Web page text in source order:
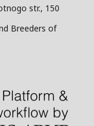
str., 150
Breeders of